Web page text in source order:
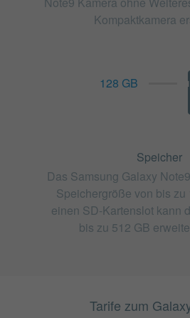
Kompaktkamera
128 GB
Speicher
Das Samsung Galaxy
Speichergröße von bis zu
einen SD-Kartenslot kann
bis zu 512 GB
Tarife zum